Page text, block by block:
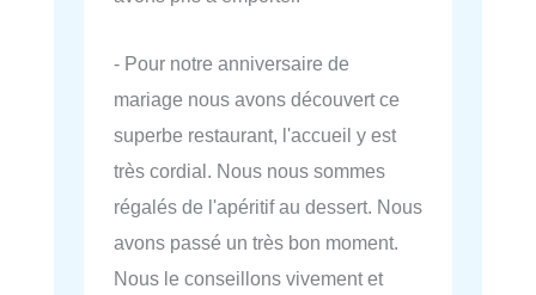
- Pour notre anniversaire de
mariage nous avons découvert ce
superbe restaurant, l'accueil y est
très cordial. Nous nous sommes
régalés de l'apéritif au dessert. Nous
avons passé un très bon moment.
Nous le conseillons vivement et